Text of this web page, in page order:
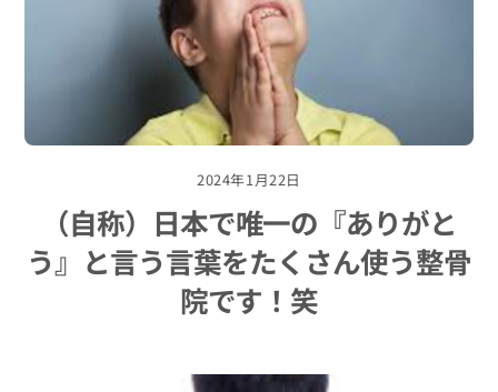
2024年1月22日
（自称）日本で唯一の『ありがと
う』と言う言葉をたくさん使う整骨
院です！笑